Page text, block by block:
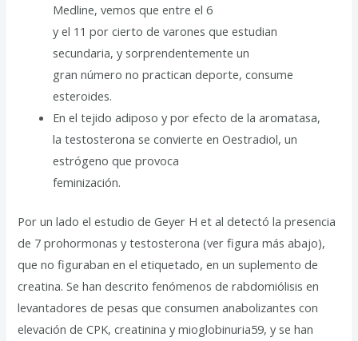
Medline, vemos que entre el 6
y el 11 por cierto de varones que estudian
secundaria, y sorprendentemente un
gran número no practican deporte, consume
esteroides.
En el tejido adiposo y por efecto de la aromatasa,
la testosterona se convierte en Oestradiol, un
estrógeno que provoca
feminización.
Por un lado el estudio de Geyer H et al detectó la presencia
de 7 prohormonas y testosterona (ver figura más abajo),
que no figuraban en el etiquetado, en un suplemento de
creatina. Se han descrito fenómenos de rabdomiólisis en
levantadores de pesas que consumen anabolizantes con
elevación de CPK, creatinina y mioglobinuria59, y se han